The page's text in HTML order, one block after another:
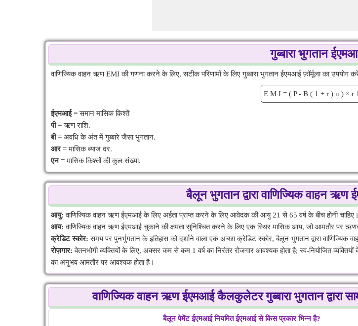
गुब्बारा भुगतान
वाणिज्यिक वाहन ऋण EMI की गणना करने के लिए, सटीक परिणामों के लिए गुब्बारा भुगतान ईएमआई फ़ॉर्मूला का
E M I = ( P - B ( 1 + r ) n ) × r 1
ईएमआई= समान मासिक किश्तें
पी= ऋण राशि.
बी= अवधि के अंत में गुब्बारे जैसा भुगतान.
आर= मासिक ब्याज दर.
एन= मासिक किश्तों की कुल संख्या.
बैलून भुगतान द्वारा वाणिज्यिक वाहन ऋण
आयु: वाणिज्यिक वाहन ऋण ईएमआई के लिए अर्हता प्राप्त करने के लिए आवेदक की आयु 21 से 65 वर्ष के बीच होनी चाहिए।
आय: वाणिज्यिक वाहन ऋण ईएमआई चुकाने की क्षमता सुनिश्चित करने के लिए एक स्थिर मासिक आय, जो आमतौर पर ऋणदाता
क्रेडिट स्कोर: समय पर पुनर्भुगतान के इतिहास को दर्शाने वाला एक अच्छा क्रेडिट स्कोर, बैलून भुगतान द्वारा
रोज़गार: वेतनभोगी व्यक्तियों के लिए, अक्सर कम से कम 1 वर्ष का निरंतर रोजगार आवश्यक होता है; स्व-नियोजित
का अनुभव आमतौर पर आवश्यक होता है।
वाणिज्यिक वाहन ऋण ईएमआई कैलकुलेटर गुब्बारा भुगतान द्वारा
बैलून पेमेंट ईएमआई नियमित ईएमआई से किस प्रकार भिन्न है?